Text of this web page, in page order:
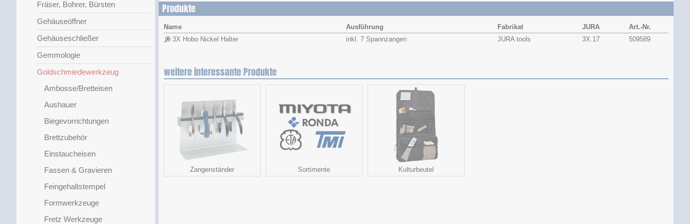
Fräser, Bohrer, Bürsten
Gehäuseöffner
Gehäuseschließer
Gemmologie
Goldschmiedewerkzeug
Ambosse/Bretteisen
Aushauer
Biegevorrichtungen
Brettzubehör
Einstaucheisen
Fassen & Gravieren
Feingehaltstempel
Formwerkzeuge
Fretz Werkzeuge
Produkte
Name Ausführung Fabrikat JURA
Art.-Nr.
3X Hobo Nickel Halter
inkl. 7 Spannzangen JURA tools 3X.17 509589
weitere interessante Produkte
Zangenständer Sortimente Kulturbeutel